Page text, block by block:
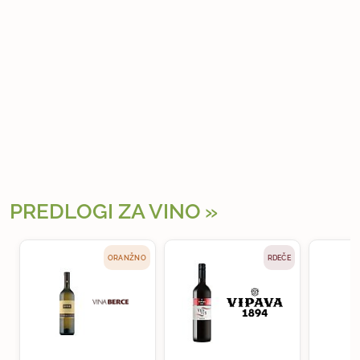
PREDLOGI ZA VINO
ORANŽNO RDEČE